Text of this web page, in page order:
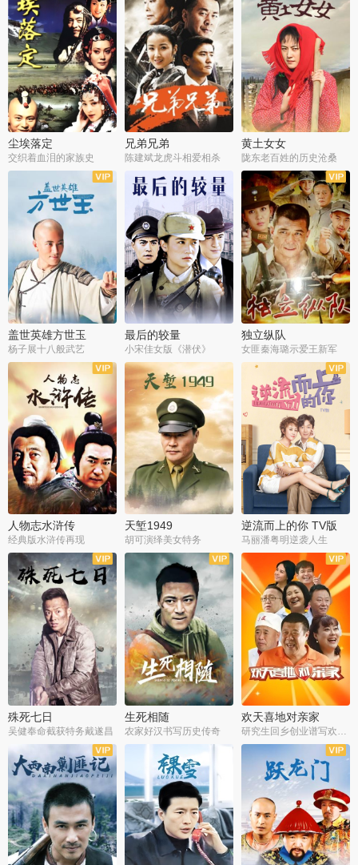
尘埃落定
交织着血泪的家族史
兄弟兄弟
陈建斌龙虎斗相爱相杀
黄土女女
陇东老百姓的历史沧桑
全36集
盖世英雄方世玉
杨子展十八般武艺
全28集
最后的较量
小宋佳女版《潜伏》
全44集
独立纵队
女匪秦海璐示爱王新军
全40集
人物志水浒传
经典版水浒传再现
全30集
天堑1949
胡可演绎美女特务
全43集
逆流而上的你 TV版
马丽潘粤明逆袭人生
全34集
殊死七日
吴健奉命截获特务戴遂昌
全21集
生死相随
农家好汉书写历史传奇
全35集
欢天喜地对亲家
全21集 全30集